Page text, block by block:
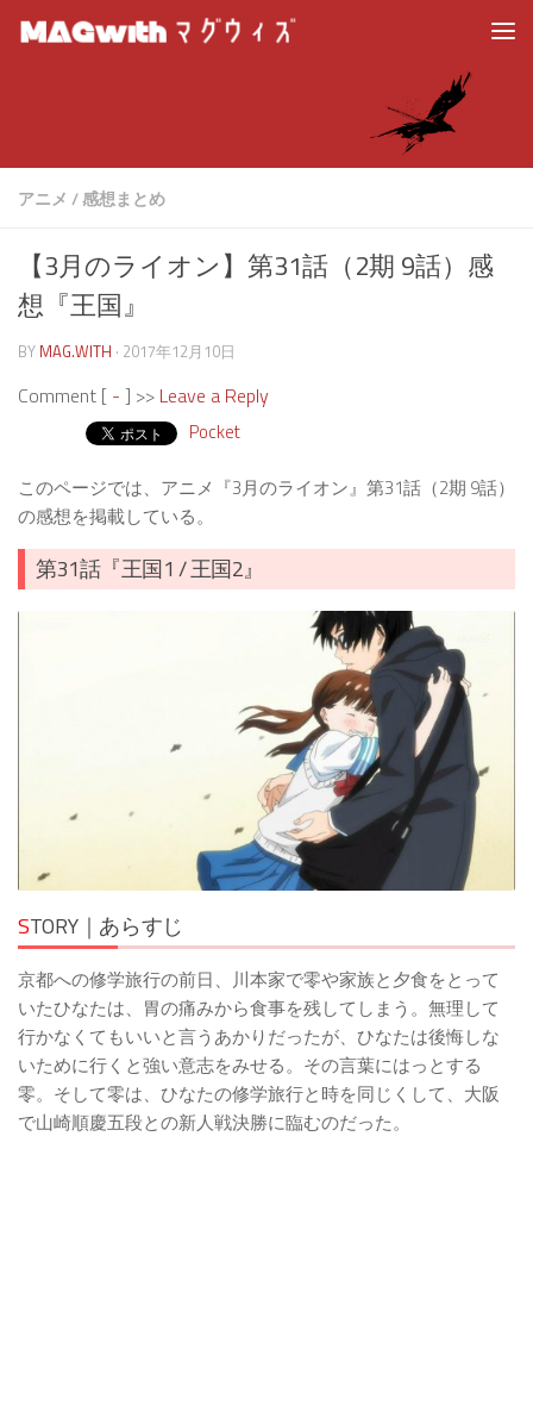
アニメ /感想まとめ
【3月のライオン】第31話（2期 9話）感
想『王国』
BY MAG.WITH · 2017年12月10日
Comment [ - ] >> Leave a Reply
Pocket
このページでは、アニメ『3月のライオン』第31話（2期 9話）
の感想を掲載している。
第31話『王国1 / 王国2』
STORY｜あらすじ
京都への修学旅行の前日、川本家で零や家族と夕食をとって
いたひなたは、胃の痛みから食事を残してしまう。無理して
行かなくてもいいと言うあかりだったが、ひなたは後悔しな
いために行くと強い意志をみせる。その言葉にはっとする
零。そして零は、ひなたの修学旅行と時を同じくして、大阪
で山崎順慶五段との新人戦決勝に臨むのだった。